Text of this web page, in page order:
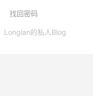
Longlan的私人Blog
找回密码